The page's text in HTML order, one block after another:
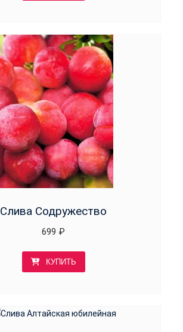
Слива Содружество
699 ₽
КУПИТЬ